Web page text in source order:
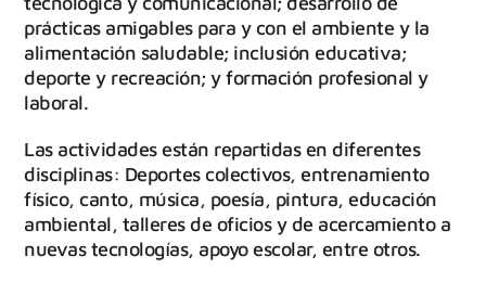
prácticas amigables para y con el ambiente y la
alimentación saludable; inclusión educativa;
deporte y recreación; y formación profesional y
laboral.
Las actividades están repartidas en diferentes
disciplinas: Deportes colectivos, entrenamiento
físico, canto, música, poesía, pintura, educación
ambiental, talleres de oficios y de acercamiento a
nuevas tecnologías, apoyo escolar, entre otros.